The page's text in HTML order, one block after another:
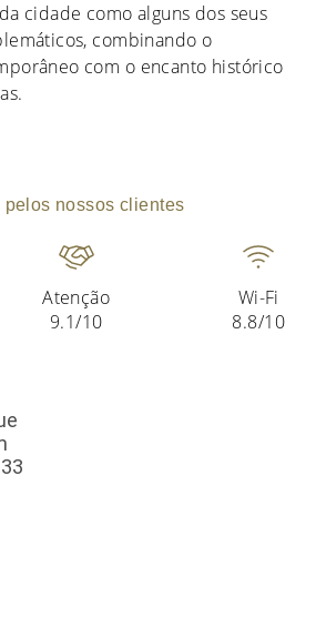
cidade como alguns dos seus
combinando o
com o encanto histórico
nossos clientes
Atenção
9.1/10
Wi-Fi
8.8/10